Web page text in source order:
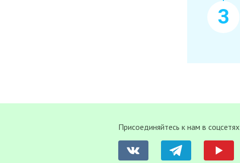
Присоединяйтесь к нам в соцсетях